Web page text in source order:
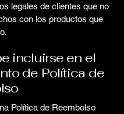
legales de clientes que no
con los productos que
incluirse en el
de Política de
Política de Reembolso